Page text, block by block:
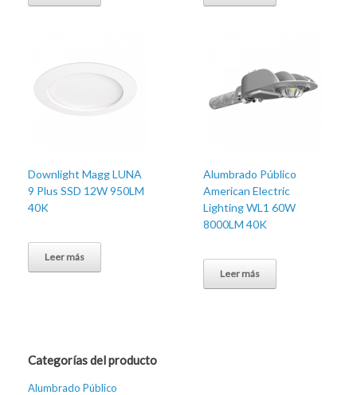
Downlight Magg LUNA
9 Plus SSD 12W 950LM
40K
Leer más
Alumbrado Público
American Electric
Lighting WL1 60W
8000LM 40K
Leer más
Categorías del producto
Alumbrado Público